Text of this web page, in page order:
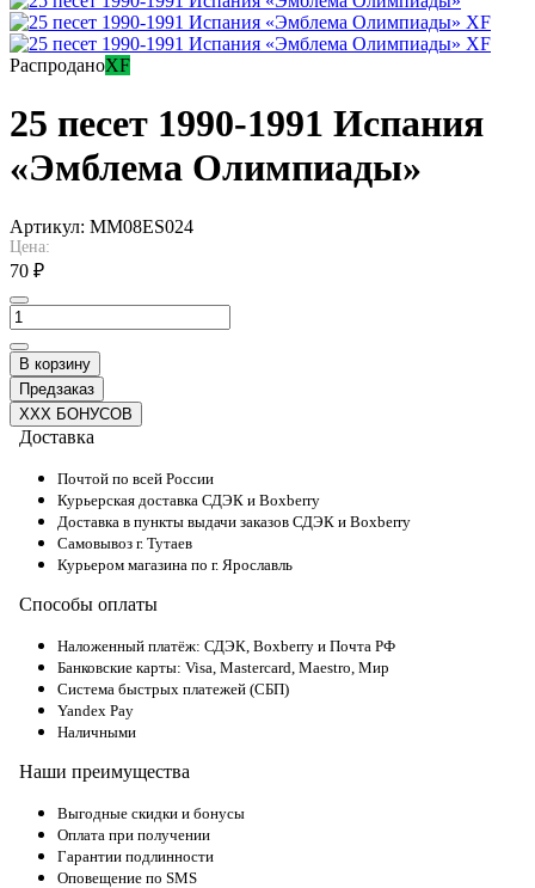
РаспроданоXF
25 песет 1990-1991 Испания
«Эмблема Олимпиады»
Артикул: MM08ES024
Цена:
70 ₽
В корзину
Предзаказ
XXX БОНУСОВ
Доставка
Почтой по всей России
Курьерская доставка СДЭК и Boxberry
Доставка в пункты выдачи заказов СДЭК и Boxberry
Самовывоз г. Тутаев
Курьером магазина по г. Ярославль
Способы оплаты
Наложенный платёж: СДЭК, Boxberry и Почта РФ
Банковские карты: Visa, Mastercard, Maestro, Мир
Система быстрых платежей (СБП)
Yandex Pay
Наличными
Наши преимущества
Выгодные скидки и бонусы
Оплата при получении
Гарантии подлинности
Оповещение по SMS